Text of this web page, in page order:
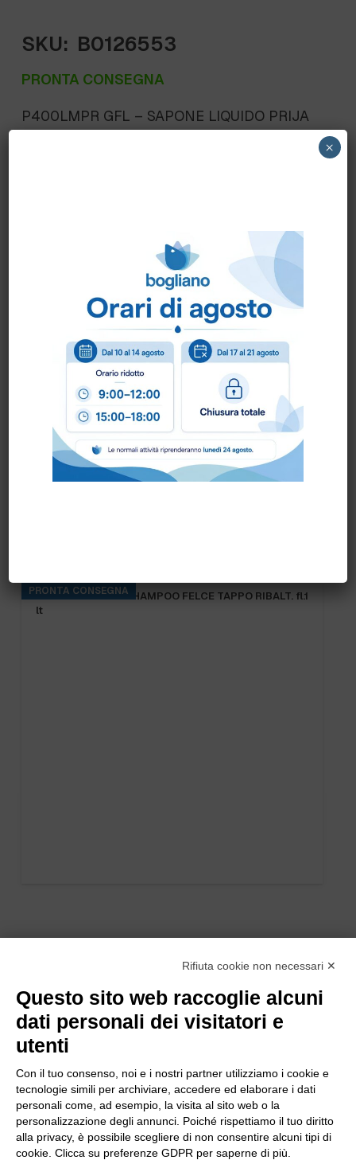
SKU: B0126553
PRONTA CONSEGNA
P400LMPR GFL – SAPONE LIQUIDO PRIJA
Come ordinare?
Puoi ordinare chiamando al 0172 478161oppure
scrivendo una mail ainfo@bogliano.it.
Per ogni informazione siamo a disposizione.
PRONTA CONSEGNA
B.FRESH DOCCIA SHAMPOO FELCE TAPPO RIBALT. fl.1
lt
×
Rifiuta cookie non necessari ✕
Questo sito web raccoglie alcuni
dati personali dei visitatori e
utenti
Con il tuo consenso, noi e i nostri partner utilizziamo i cookie e
tecnologie simili per archiviare, accedere ed elaborare i dati
personali come, ad esempio, la visita al sito web o la
personalizzazione degli annunci. Poiché rispettiamo il tuo diritto
alla privacy, è possibile scegliere di non consentire alcuni tipi di
cookie. Clicca su preferenze GDPR per saperne di più.